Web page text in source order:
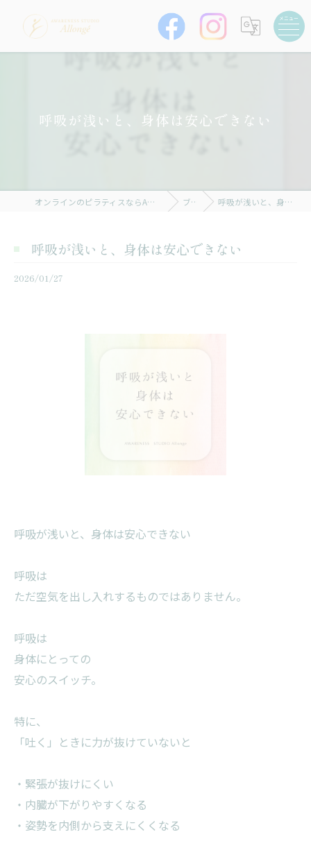
呼吸が浅いと、身体は安心できない
オンラインのピラティスならAWARENESS STUDIO Allongé ブログ 呼吸が浅いと、身体は安心できない
呼吸が浅いと、身体は安心できない
2026/01/27
呼吸が浅いと、身体は安心できない
呼吸は
ただ空気を出し入れするものではありません。
呼吸は
身体にとっての
安心のスイッチ。
特に、
「吐く」ときに力が抜けていないと
・緊張が抜けにくい
・内臓が下がりやすくなる
・姿勢を内側から支えにくくなる